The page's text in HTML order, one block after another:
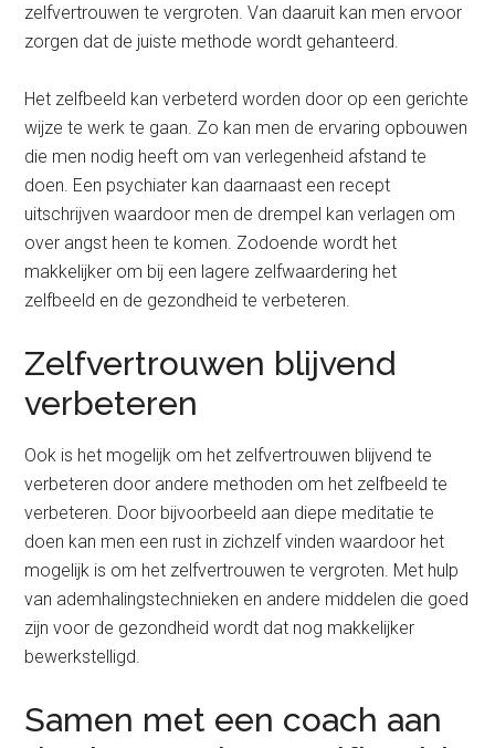
zelfvertrouwen te vergroten. Van daaruit kan men ervoor
zorgen dat de juiste methode wordt gehanteerd.
Het zelfbeeld kan verbeterd worden door op een gerichte
wijze te werk te gaan. Zo kan men de ervaring opbouwen
die men nodig heeft om van verlegenheid afstand te
doen. Een psychiater kan daarnaast een recept
uitschrijven waardoor men de drempel kan verlagen om
over angst heen te komen. Zodoende wordt het
makkelijker om bij een lagere zelfwaardering het
zelfbeeld en de gezondheid te verbeteren.
Zelfvertrouwen blijvend
verbeteren
Ook is het mogelijk om het zelfvertrouwen blijvend te
verbeteren door andere methoden om het zelfbeeld te
verbeteren. Door bijvoorbeeld aan diepe meditatie te
doen kan men een rust in zichzelf vinden waardoor het
mogelijk is om het zelfvertrouwen te vergroten. Met hulp
van ademhalingstechnieken en andere middelen die goed
zijn voor de gezondheid wordt dat nog makkelijker
bewerkstelligd.
Samen met een coach aan